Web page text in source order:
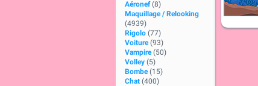
Aéronef (8)
Maquillage / Relooking
(4939)
Rigolo (77)
Voiture (93)
Vampire (50)
Volley (5)
Bombe (15)
Chat (400)